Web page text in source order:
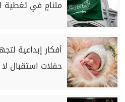
متنامٍ في تغطية
أفكار إبداعية
حفلات استقبال